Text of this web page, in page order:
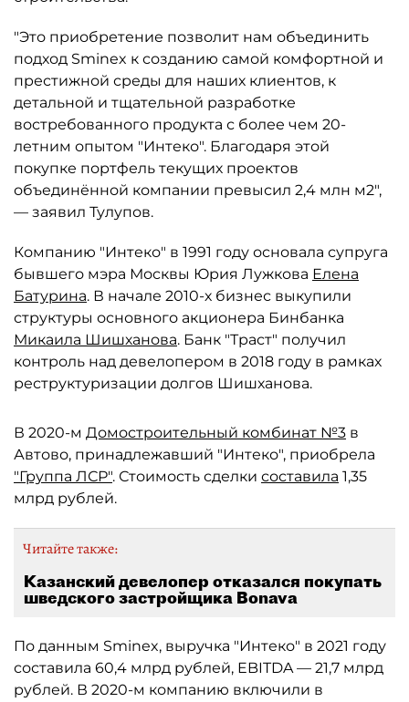
"Это приобретение позволит нам объединить
подход Sminex к созданию самой комфортной и
престижной среды для наших клиентов, к
детальной и тщательной разработке
востребованного продукта с более чем 20-
летним опытом "Интеко". Благодаря этой
покупке портфель текущих проектов
объединённой компании превысил 2,4 млн м2",
— заявил Тулупов.
Компанию "Интеко" в 1991 году основала супруга
бывшего мэра Москвы Юрия Лужкова Елена
Батурина. В начале 2010-х бизнес выкупили
структуры основного акционера Бинбанка
Микаила Шишханова. Банк "Траст" получил
контроль над девелопером в 2018 году в рамках
реструктуризации долгов Шишханова.
В 2020-м Домостроительный комбинат №3 в
Автово, принадлежавший "Интеко", приобрела
"Группа ЛСР". Стоимость сделки составила 1,35
млрд рублей.
Читайте также:
Казанский девелопер отказался покупать
шведского застройщика Bonava
По данным Sminex, выручка "Интеко" в 2021 году
составила 60,4 млрд рублей, EBITDA — 21,7 млрд
рублей. В 2020-м компанию включили в